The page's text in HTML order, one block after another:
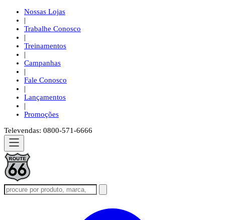
Nossas Lojas
|
Trabalhe Conosco
|
Treinamentos
|
Campanhas
|
Fale Conosco
|
Lançamentos
|
Promoções
Televendas: 0800-571-6666